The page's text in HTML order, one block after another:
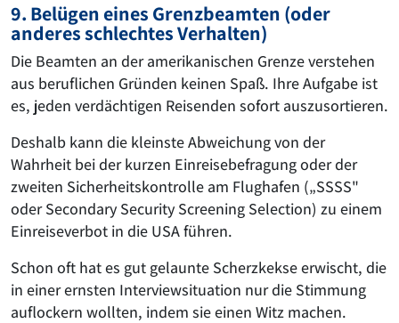
9. Belügen eines Grenzbeamten (oder
anderes schlechtes Verhalten)
Die Beamten an der amerikanischen Grenze verstehen
aus beruflichen Gründen keinen Spaß. Ihre Aufgabe ist
es, jeden verdächtigen Reisenden sofort auszusortieren.
Deshalb kann die kleinste Abweichung von der
Wahrheit bei der kurzen Einreisebefragung oder der
zweiten Sicherheitskontrolle am Flughafen („SSSS"
oder Secondary Security Screening Selection) zu einem
Einreiseverbot in die USA führen.
Schon oft hat es gut gelaunte Scherzkekse erwischt, die
in einer ernsten Interviewsituation nur die Stimmung
auflockern wollten, indem sie einen Witz machen.